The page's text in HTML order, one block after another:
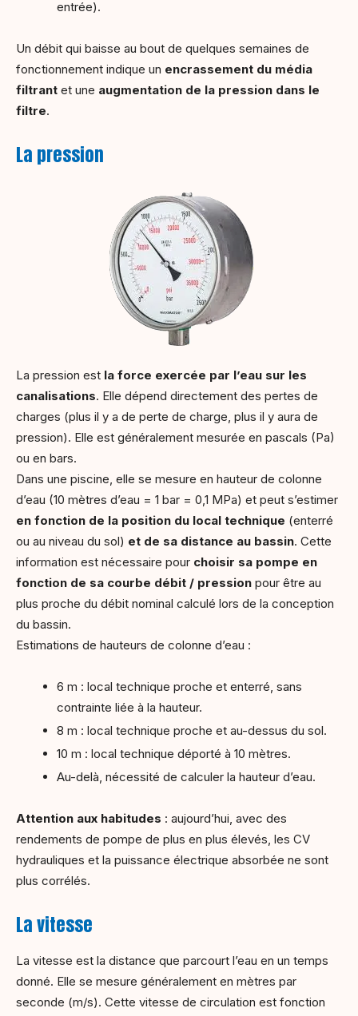
entrée).
Un débit qui baisse au bout de quelques semaines de
fonctionnement indique un encrassement du média
filtrant et une augmentation de la pression dans le
filtre.
La pression
La pression est la force exercée par l’eau sur les
canalisations. Elle dépend directement des pertes de
charges (plus il y a de perte de charge, plus il y aura de
pression). Elle est généralement mesurée en pascals (Pa)
ou en bars.
Dans une piscine, elle se mesure en hauteur de colonne
d’eau (10 mètres d’eau = 1 bar = 0,1 MPa) et peut s’estimer
en fonction de la position du local technique (enterré
ou au niveau du sol) et de sa distance au bassin. Cette
information est nécessaire pour choisir sa pompe en
fonction de sa courbe débit / pression pour être au
plus proche du débit nominal calculé lors de la conception
du bassin.
Estimations de hauteurs de colonne d’eau :
6 m : local technique proche et enterré, sans
contrainte liée à la hauteur.
8 m : local technique proche et au-dessus du sol.
10 m : local technique déporté à 10 mètres.
Au-delà, nécessité de calculer la hauteur d’eau.
Attention aux habitudes : aujourd’hui, avec des
rendements de pompe de plus en plus élevés, les CV
hydrauliques et la puissance électrique absorbée ne sont
plus corrélés.
La vitesse
La vitesse est la distance que parcourt l’eau en un temps
donné. Elle se mesure généralement en mètres par
seconde (m/s). Cette vitesse de circulation est fonction